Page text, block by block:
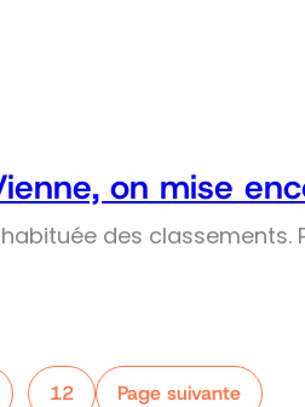
on mise
des
12 Page suivante